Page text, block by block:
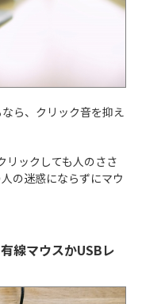
ら、クリック音を抑え
リックしても人のささ
の迷惑にならずにマウ
線マウスかUSBレ